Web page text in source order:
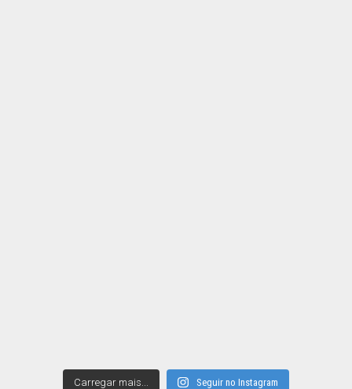
Carregar mais... Seguir no Instagram